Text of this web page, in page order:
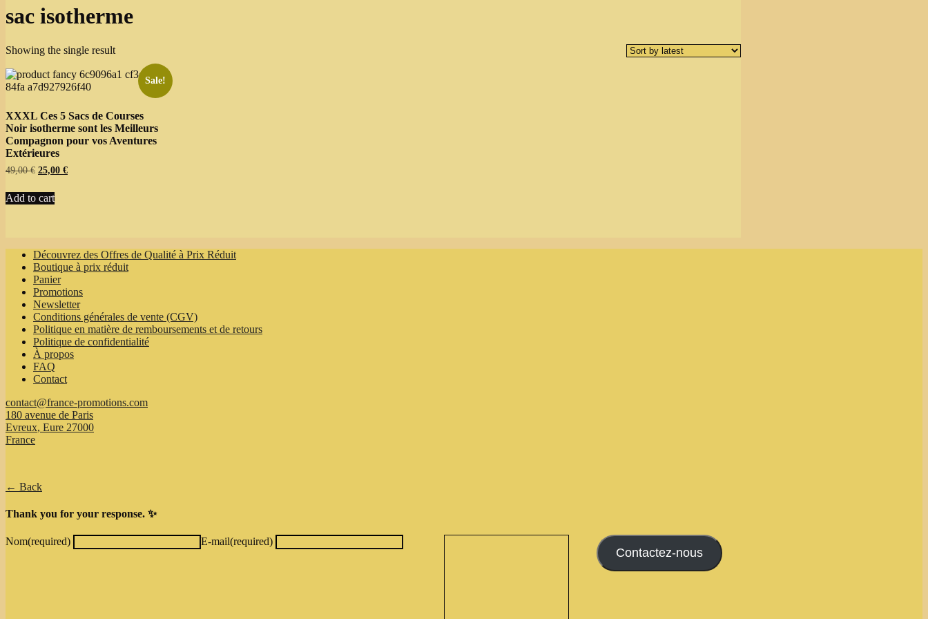
sac isotherme
Showing the single result
Sale!
XXXL Ces 5 Sacs de Courses
Noir isotherme sont les Meilleurs
Compagnon pour vos Aventures
Extérieures
49,00€ Original
was:
49,00 €.
25,00 €Current
Add to cart
Découvrez des Offres de Qualité à Prix Réduit
Boutique à prix réduit
Panier
Promotions
Newsletter
Conditions générales de vente (CGV)
Politique en matière de remboursements et de retours
Politique de confidentialité
À propos
FAQ
Contact
contact@france-promotions.com
180 avenue de Paris
Evreux, Eure 27000
France
← Back
Thank you for your response. ✨
Nom(required) E-mail(required)
Contactez-nous